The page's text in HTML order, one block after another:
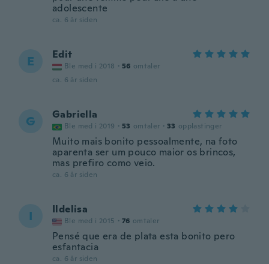
adolescente
ca. 6 år siden
E Edit
Ble med i 2018 · 56 omtaler
ca. 6 år siden
G Gabriella
Ble med i 2019 · 53 omtaler · 33 opplastinger
Muito mais bonito pessoalmente, na foto
aparenta ser um pouco maior os brincos,
mas prefiro como veio.
ca. 6 år siden
I Ildelisa
Ble med i 2015 · 76 omtaler
Pensé que era de plata esta bonito pero
esfantacia
ca. 6 år siden